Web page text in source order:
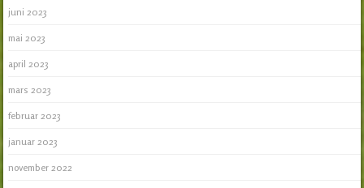
juni 2023
mai 2023
april 2023
mars 2023
februar 2023
januar 2023
november 2022